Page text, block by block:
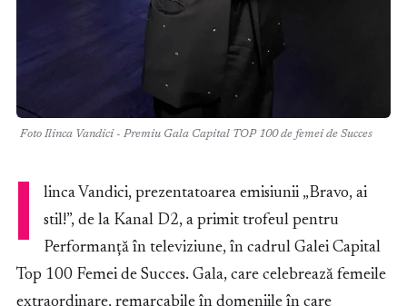
Foto Ilinca Vandici - Premiu Gala Capital TOP 100 de femei de Succes
I
linca Vandici, prezentatoarea emisiunii „Bravo, ai
stil!”, de la Kanal D2, a primit trofeul pentru
Performanță în televiziune, în cadrul Galei Capital
Top 100 Femei de Succes. Gala, care celebrează femeile
extraordinare, remarcabile în domeniile în care